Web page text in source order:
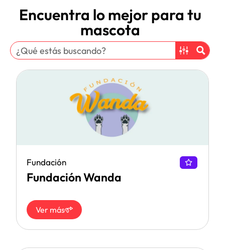
Encuentra lo mejor para tu
mascota
Fundación
Fundación Wanda
Ver más